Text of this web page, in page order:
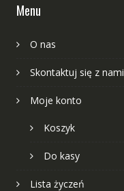
Menu
O nas
Skontaktuj się z nami
Moje konto
Koszyk
Do kasy
Lista życzeń